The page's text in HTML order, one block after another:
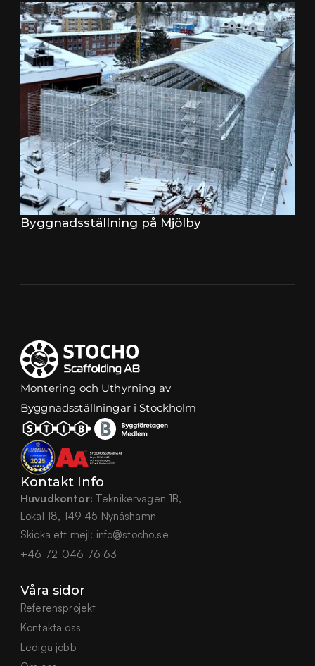
Byggnadsställning på Mjölby
Montering och Uthyrning av
Byggnadsställningar i Stockholm
Kontakt Info
Huvudkontor: Teknikervägen 1B,
Lokal 18, 149 45 Nynäshamn
Skicka ett mejl: info@stocho.se
+46 72-046 76 63
Våra sidor
Referensprojekt
Kontakta oss
Lediga jobb